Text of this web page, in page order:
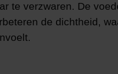
te verzwaren. De
de dichtheid,